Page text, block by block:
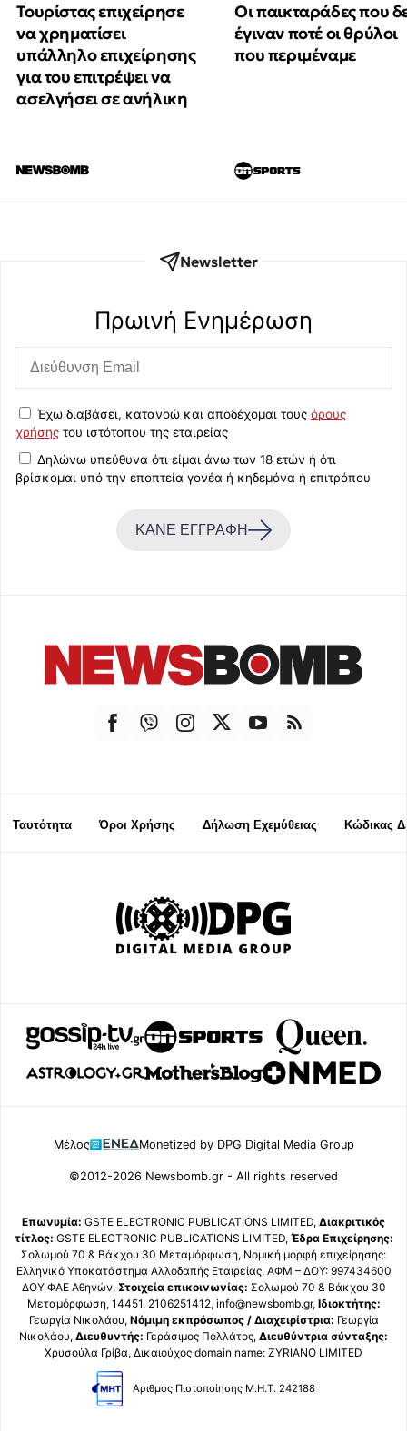
Τουρίστας επιχείρησε
να χρηματίσει
υπάλληλο επιχείρησης
για του επιτρέψει να
ασελγήσει σε ανήλικη
Οι παικταράδες που
έγιναν ποτέ οι θρύλοι
που περιμέναμε
Newsletter
Πρωινή Eνημέρωση
Έχω διαβάσει, κατανοώ και αποδέχομαι τους όρους
χρήσης του ιστότοπου της εταιρείας
Δηλώνω υπεύθυνα ότι είμαι άνω των 18 ετών ή ότι
βρίσκομαι υπό την εποπτεία γονέα ή κηδεμόνα ή επιτρόπου
ΚΑΝΕ ΕΓΓΡΑΦΗ
Ταυτότητα Όροι Χρήσης Δήλωση Εχεμύθειας Κώδικας
Μέλος Monetized by DPG Digital Media Group
©2012-2026 Newsbomb.gr - All rights reserved
Επωνυμία: GSTE ELECTRONIC PUBLICATIONS LIMITED, Διακριτικός
τίτλος: GSTE ELECTRONIC PUBLICATIONS LIMITED, Έδρα Επιχείρησης:
Σολωμού 70 & Βάκχου 30 Μεταμόρφωση, Νομική μορφή επιχείρησης:
Ελληνικό Υποκατάστημα Αλλοδαπής Εταιρείας, ΑΦΜ – ΔΟΥ: 997434600
ΔΟΥ ΦΑΕ Αθηνών, Στοιχεία επικοινωνίας: Σολωμού 70 & Βάκχου 30
Μεταμόρφωση, 14451, 2106251412, info@newsbomb.gr, Ιδιοκτήτης:
Γεωργία Νικολάου, Νόμιμη εκπρόσωπος / Διαχειρίστρια: Γεωργία
Νικολάου, Διευθυντής: Γεράσιμος Πολλάτος, Διευθύντρια σύνταξης:
Χρυσούλα Γρίβα, Δικαιούχος domain name: ZYRIANO LIMITED
Αριθμός Πιστοποίησης Μ.Η.Τ. 242188